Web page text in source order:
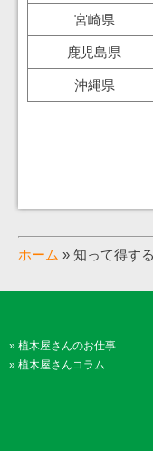
宮崎県
鹿児島県
沖縄県
ホーム » 知って得す
» 植木屋さんのお仕事
» 植木屋さんコラム